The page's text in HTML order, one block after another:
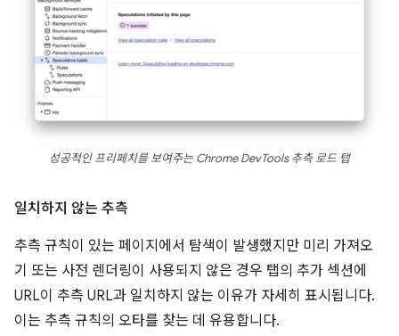
성공적인 프리페치를 보여주는 Chrome DevTools 추측 로드 탭
일치하지 않는 추측
추측 규칙이 있는 페이지에서 탐색이 발생했지만 미리 가져오
기 또는 사전 렌더링이 사용되지 않은 경우 탭의 추가 섹션에
URL이 추측 URL과 일치하지 않는 이유가 자세히 표시됩니다.
이는 추측 규칙의 오타를 찾는 데 유용합니다.